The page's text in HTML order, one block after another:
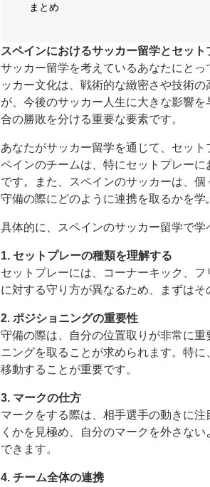
まとめ
スペインにおけるサッカー留学とセッ
サッカー留学を考えているあなたにと
ッカー文化は、戦術的な緻密さや技術
が、今後のサッカー人生に大きな影響
合の勝敗を分ける重要な要素です。
あなたがサッカー留学を通じて、セッ
ペインのチームは、特にセットプレー
です。また、スペインのサッカーは、
守備の際にどのように連携を取るかを学
具体的に、スペインのサッカー留学で
1. セットプレーの種類を理解する
セットプレーには、コーナーキック、
に対する守り方が異なるため、まずはそ
2. ポジショニングの重要性
守備の際は、自分の位置取りが非常に
ニングを取ることが求められます。特
移動することが重要です。
3. マークの仕方
マークをする際は、相手選手の動きに
くかを見極め、自分のマークを外さな
できます。
4. チーム全体の連携